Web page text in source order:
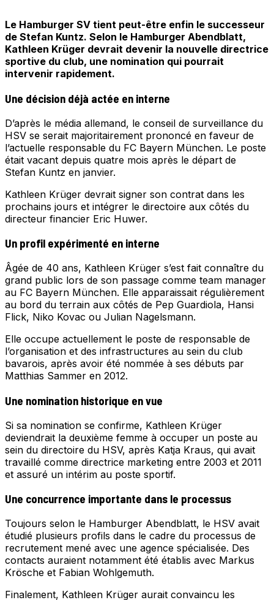
Le Hamburger SV tient peut-être enfin le successeur
de Stefan Kuntz. Selon le Hamburger Abendblatt,
Kathleen Krüger devrait devenir la nouvelle directrice
sportive du club, une nomination qui pourrait
intervenir rapidement.
Une décision déjà actée en interne
D’après le média allemand, le conseil de surveillance du
HSV se serait majoritairement prononcé en faveur de
l’actuelle responsable du FC Bayern München. Le poste
était vacant depuis quatre mois après le départ de
Stefan Kuntz en janvier.
Kathleen Krüger devrait signer son contrat dans les
prochains jours et intégrer le directoire aux côtés du
directeur financier Eric Huwer.
Un profil expérimenté en interne
Âgée de 40 ans, Kathleen Krüger s’est fait connaître du
grand public lors de son passage comme team manager
au FC Bayern München. Elle apparaissait régulièrement
au bord du terrain aux côtés de Pep Guardiola, Hansi
Flick, Niko Kovac ou Julian Nagelsmann.
Elle occupe actuellement le poste de responsable de
l’organisation et des infrastructures au sein du club
bavarois, après avoir été nommée à ses débuts par
Matthias Sammer en 2012.
Une nomination historique en vue
Si sa nomination se confirme, Kathleen Krüger
deviendrait la deuxième femme à occuper un poste au
sein du directoire du HSV, après Katja Kraus, qui avait
travaillé comme directrice marketing entre 2003 et 2011
et assuré un intérim au poste sportif.
Une concurrence importante dans le processus
Toujours selon le Hamburger Abendblatt, le HSV avait
étudié plusieurs profils dans le cadre du processus de
recrutement mené avec une agence spécialisée. Des
contacts auraient notamment été établis avec Markus
Krösche et Fabian Wohlgemuth.
Finalement, Kathleen Krüger aurait convaincu les